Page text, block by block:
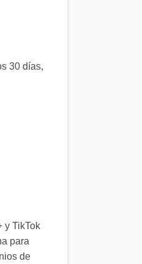
30 días,
y TikTok
para
de